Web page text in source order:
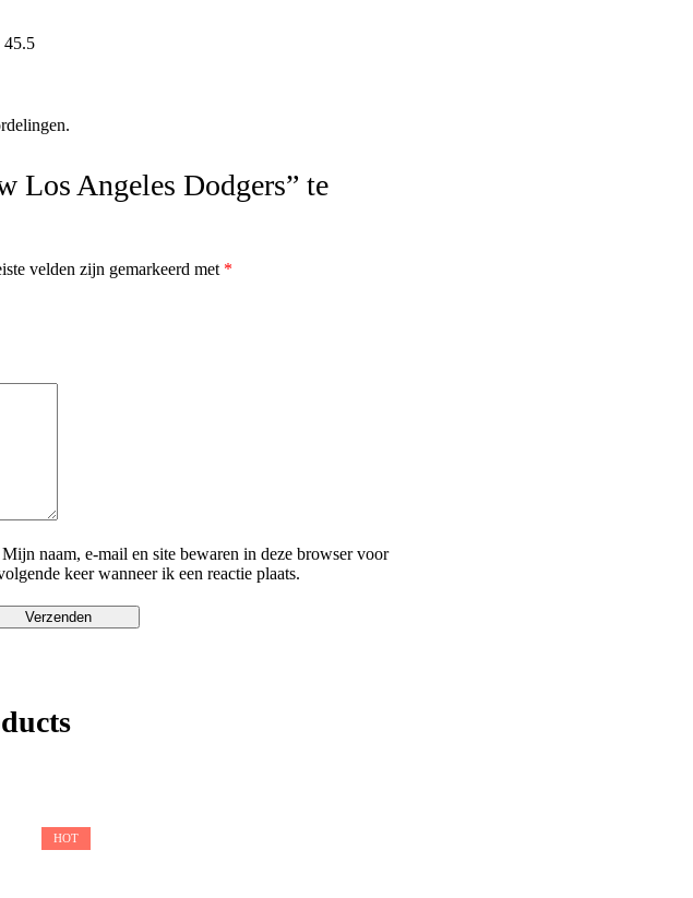
45.5
Los Angeles Dodgers” te
velden zijn gemarkeerd met *
Mijn naam, e-mail en site bewaren in deze browser voor
keer wanneer ik een reactie plaats.
HOT